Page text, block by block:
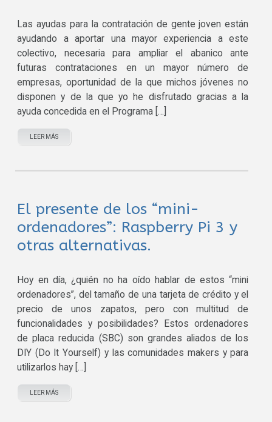
Las ayudas para la contratación de gente joven están
ayudando a aportar una mayor experiencia a este
colectivo, necesaria para ampliar el abanico ante
futuras contrataciones en un mayor número de
empresas, oportunidad de la que michos jóvenes no
disponen y de la que yo he disfrutado gracias a la
ayuda concedida en el Programa […]
LEER MÁS
El presente de los “mini-
ordenadores”: Raspberry Pi 3 y
otras alternativas.
Hoy en día, ¿quién no ha oído hablar de estos “mini
ordenadores”, del tamaño de una tarjeta de crédito y el
precio de unos zapatos, pero con multitud de
funcionalidades y posibilidades? Estos ordenadores
de placa reducida (SBC) son grandes aliados de los
DIY (Do It Yourself) y las comunidades makers y para
utilizarlos hay […]
LEER MÁS